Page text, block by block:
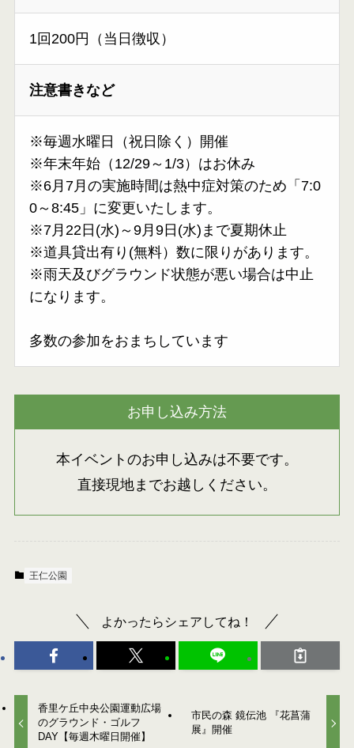
1回200円（当日徴収）
注意書きなど
※毎週水曜日（祝日除く）開催
※年末年始（12/29～1/3）はお休み
※6月7月の実施時間は熱中症対策のため「7:0
0～8:45」に変更いたします。
※7月22日(水)～9月9日(水)まで夏期休止
※道具貸出有り(無料）数に限りがあります。
※雨天及びグラウンド状態が悪い場合は中止
になります。
多数の参加をおまちしています
お申し込み方法
本イベントのお申し込みは不要です。
直接現地までお越しください。
王仁公園
よかったらシェアしてね！
香里ケ丘中央公園運動広場
のグラウンド・ゴルフ
DAY【毎週木曜日開催】
市民の森 鏡伝池 『花菖蒲
展』開催